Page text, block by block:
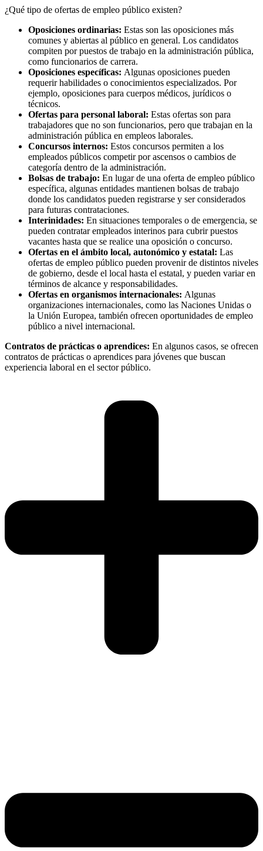
¿Qué tipo de ofertas de empleo público existen?
Oposiciones ordinarias: Estas son las oposiciones más
comunes y abiertas al público en general. Los candidatos
compiten por puestos de trabajo en la administración pública,
como funcionarios de carrera.
Oposiciones específicas: Algunas oposiciones pueden
requerir habilidades o conocimientos especializados. Por
ejemplo, oposiciones para cuerpos médicos, jurídicos o
técnicos.
Ofertas para personal laboral: Estas ofertas son para
trabajadores que no son funcionarios, pero que trabajan en la
administración pública en empleos laborales.
Concursos internos: Estos concursos permiten a los
empleados públicos competir por ascensos o cambios de
categoría dentro de la administración.
Bolsas de trabajo: En lugar de una oferta de empleo público
específica, algunas entidades mantienen bolsas de trabajo
donde los candidatos pueden registrarse y ser considerados
para futuras contrataciones.
Interinidades: En situaciones temporales o de emergencia, se
pueden contratar empleados interinos para cubrir puestos
vacantes hasta que se realice una oposición o concurso.
Ofertas en el ámbito local, autonómico y estatal: Las
ofertas de empleo público pueden provenir de distintos niveles
de gobierno, desde el local hasta el estatal, y pueden variar en
términos de alcance y responsabilidades.
Ofertas en organismos internacionales: Algunas
organizaciones internacionales, como las Naciones Unidas o
la Unión Europea, también ofrecen oportunidades de empleo
público a nivel internacional.
Contratos de prácticas o aprendices: En algunos casos, se ofrecen
contratos de prácticas o aprendices para jóvenes que buscan
experiencia laboral en el sector público.